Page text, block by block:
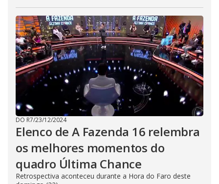
DO R7/23/12/2024
Elenco de A Fazenda 16 relembra
os melhores momentos do
quadro Última Chance
Retrospectiva aconteceu durante a Hora do Faro deste